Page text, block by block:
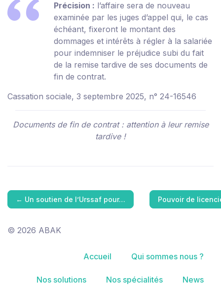
Précision : l’affaire sera de nouveau
examinée par les juges d’appel qui, le cas
échéant, fixeront le montant des
dommages et intérêts à régler à la salariée
pour indemniser le préjudice subi du fait
de la remise tardive de ses documents de
fin de contrat.
Cassation sociale, 3 septembre 2025, n° 24-16546
Documents de fin de contrat : attention à leur remise
tardive !
← Un soutien de l’Urssaf pour… Pouvoir de
© 2026 ABAK
Accueil Qui sommes nous ?
Nos solutions Nos spécialités News